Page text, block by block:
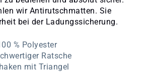
wir Antirutschmatten. Sie
bei der Ladungssicherung.
% Polyester
Ratsche
mit Triangel